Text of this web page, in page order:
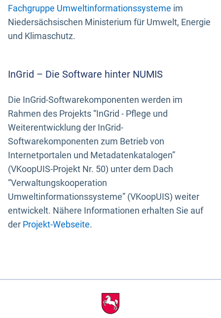
Fachgruppe Umweltinformationssysteme im
Niedersächsischen Ministerium für Umwelt, Energie
und Klimaschutz.
InGrid – Die Software hinter NUMIS
Die InGrid-Softwarekomponenten werden im
Rahmen des Projekts “InGrid - Pflege und
Weiterentwicklung der InGrid-
Softwarekomponenten zum Betrieb von
Internetportalen und Metadatenkatalogen”
(VKoopUIS-Projekt Nr. 50) unter dem Dach
“Verwaltungskooperation
Umweltinformationssysteme” (VKoopUIS) weiter
entwickelt. Nähere Informationen erhalten Sie auf
der Projekt-Webseite.